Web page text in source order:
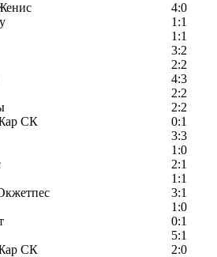
4:0
1:1
1:1
3:2
2:2
4:3
2:2
2:2
СК
0:1
3:3
1:0
2:1
1:1
3:1
1:0
0:1
5:1
СК
2:0